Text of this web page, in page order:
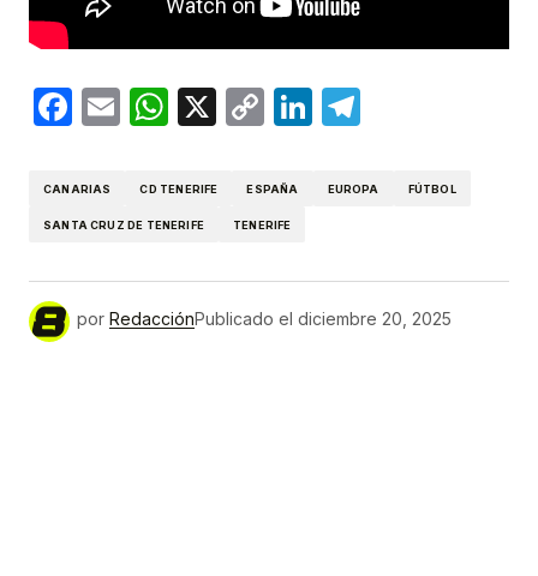
Facebook
EmailWhatsApp
X
CopyLinkedIn
CANARIAS CD TENERIFE ESPAÑA EUROPA FÚTBOL
SANTA CRUZ DE TENERIFE TENERIFE
por RedacciónPublicado el diciembre 20, 2025